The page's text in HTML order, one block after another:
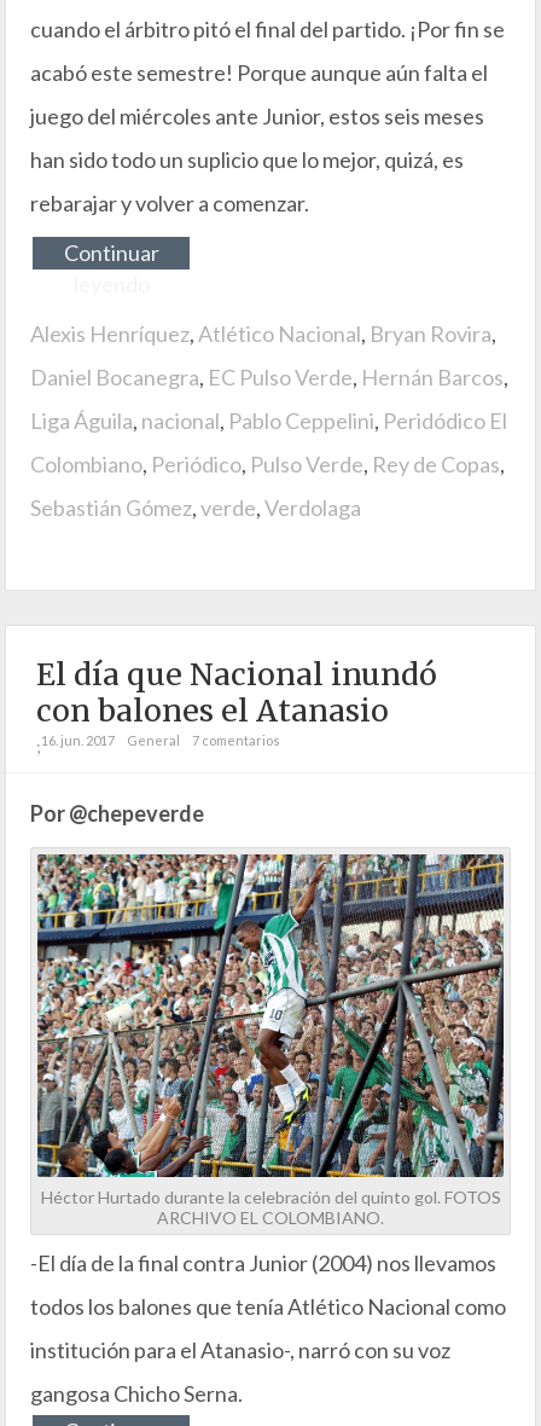
cuando el árbitro pitó el final del partido. ¡Por fin se
acabó este semestre! Porque aunque aún falta el
juego del miércoles ante Junior, estos seis meses
han sido todo un suplicio que lo mejor, quizá, es
rebarajar y volver a comenzar.
Continuar
Alexis Henríquez,Atlético Nacional, Bryan Rovira,
Daniel Bocanegra, EC Pulso Verde, Hernán Barcos,
Liga Águila, nacional, Pablo Ceppelini, Peridódico El
Colombiano, Periódico, Pulso Verde, Rey de Copas,
Sebastián Gómez,verde,Verdolaga
El día que Nacional inundó
con balones el Atanasio
;16. jun. 2017 General 7 comentarios
Por @chepeverde
Héctor Hurtado durante la celebración del quinto gol. FOTOS
ARCHIVO EL COLOMBIANO.
-El día de la final contra Junior (2004) nos llevamos
todos los balones que tenía Atlético Nacional como
institución para el Atanasio-, narró con su voz
gangosa Chicho Serna.